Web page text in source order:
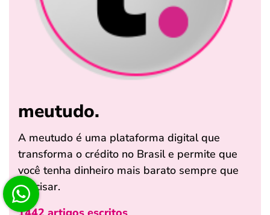
meutudo.
A meutudo é uma plataforma digital que
transforma o crédito no Brasil e permite que
você tenha dinheiro mais barato sempre que
precisar.